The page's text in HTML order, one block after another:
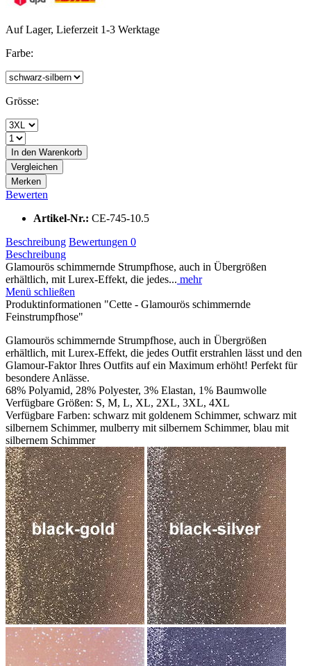
Auf Lager, Lieferzeit 1-3 Werktage
Farbe:
Grösse:
In den Warenkorb
Vergleichen
Merken
Bewerten
Artikel-Nr.: CE-745-10.5
Beschreibung Bewertungen 0
Beschreibung
Glamourös schimmernde Strumpfhose, auch in Übergrößen
erhältlich, mit Lurex-Effekt, die jedes... mehr
Menü schließen
Produktinformationen "Cette - Glamourös schimmernde
Feinstrumpfhose"
Glamourös schimmernde Strumpfhose, auch in Übergrößen
erhältlich, mit Lurex-Effekt, die jedes Outfit erstrahlen lässt und den
Glamour-Faktor Ihres Outfits auf ein Maximum erhöht! Perfekt für
besondere Anlässe.
68% Polyamid, 28% Polyester, 3% Elastan, 1% Baumwolle
Verfügbare Größen: S, M, L, XL, 2XL, 3XL, 4XL
Verfügbare Farben: schwarz mit goldenem Schimmer, schwarz mit
silbernem Schimmer, mulberry mit silbernem Schimmer, blau mit
silbernem Schimmer